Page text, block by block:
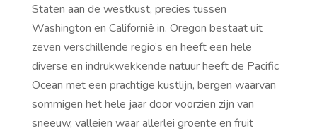
Staten aan de westkust, precies tussen
Washington en Californië in. Oregon bestaat uit
zeven verschillende regio’s en heeft een hele
diverse en indrukwekkende natuur heeft de Pacific
Ocean met een prachtige kustlijn, bergen waarvan
sommigen het hele jaar door voorzien zijn van
sneeuw, valleien waar allerlei groente en fruit